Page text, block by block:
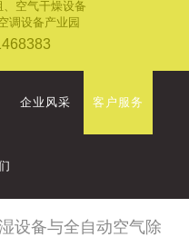
空气干燥设备
调设备产业园
企业风采 客户服务
设备与全自动空气除